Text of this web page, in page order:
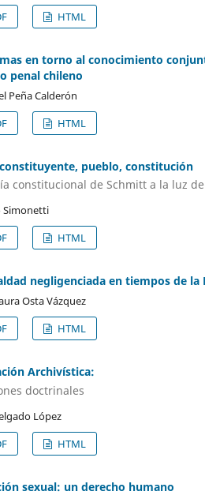
HTML
en torno al conocimiento
penal chileno
Peña Calderón
HTML
pueblo, constitución
constitucional de Schmitt a la luz
Simonetti
HTML
negligenciada en tiempos de la
Osta Vázquez
HTML
Archivística:
doctrinales
López
HTML
sexual: un derecho humano